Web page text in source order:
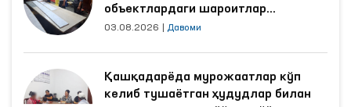
объектлардаги шароитлар
яхшиланди
03.08.2026 Давоми
Қашқадарёда мурожаатлар кўп
келиб тушаётган ҳудудлар билан